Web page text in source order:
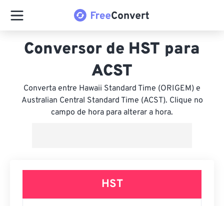
Conversor de HST para
ACST
Converta entre Hawaii Standard Time (ORIGEM) e
Australian Central Standard Time (ACST). Clique no
campo de hora para alterar a hora.
HST